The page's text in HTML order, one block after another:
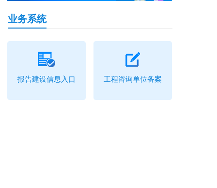
业务系统
报告建设信息入口 工程咨询单位备案